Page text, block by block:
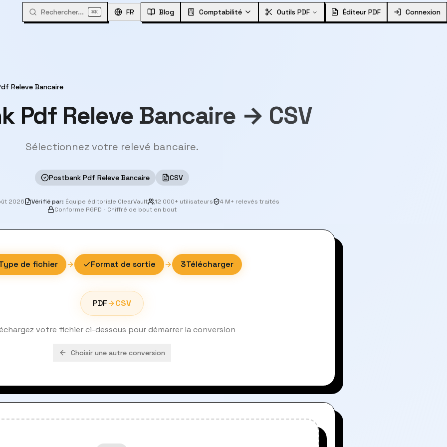
Rechercher... ⌘K FR Blog Comptabilité Outils PDF Éditeur PDF Connexion
Releve Bancaire
Pdf Releve Bancaire → CSV
Sélectionnez votre relevé bancaire.
Postbank Pdf Releve Bancaire CSV
2026 Vérifié par: Équipe éditoriale ClearVault 12 000+ utilisateurs
4 M+ relevés traités
Conforme RGPD · Chiffré de bout en bout
de fichier Format de sortie 3Télécharger
PDF CSV
votre fichier ci-dessous pour démarrer la conversion
Choisir une autre conversion